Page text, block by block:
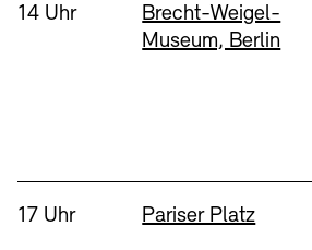
Uhrzeit:
14 Uhr Standort
Brecht-Weigel-
Museum, Berlin
Uhrzeit:
17 Uhr Standort
Pariser Platz